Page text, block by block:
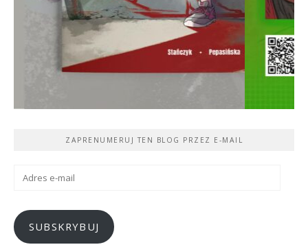
ZAPRENUMERUJ TEN BLOG PRZEZ E-MAIL
SUBSKRYBUJ